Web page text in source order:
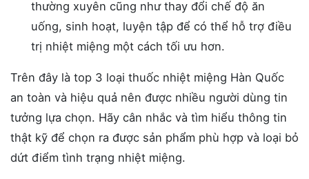
thường xuyên cũng như thay đổi chế độ ăn
uống, sinh hoạt, luyện tập để có thể hỗ trợ điều
trị nhiệt miệng một cách tối ưu hơn.
Trên đây là top 3 loại thuốc nhiệt miệng Hàn Quốc
an toàn và hiệu quả nên được nhiều người dùng tin
tưởng lựa chọn. Hãy cân nhắc và tìm hiểu thông tin
thật kỹ để chọn ra được sản phẩm phù hợp và loại bỏ
dứt điểm tình trạng nhiệt miệng.